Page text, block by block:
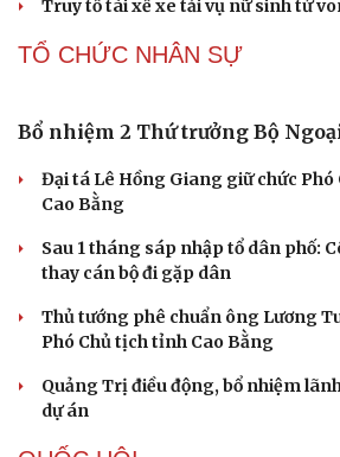
Nguy cơ mất tài khoản
Một việc nhiều gia đình bỏ quên có
Trung Quốc tăng tốc tự chủ chip
Phú Thọ ký hợp tác với nhiều bộ,
Công nghệ chiến lược: Mục tiêu
PHÁP LUẬT